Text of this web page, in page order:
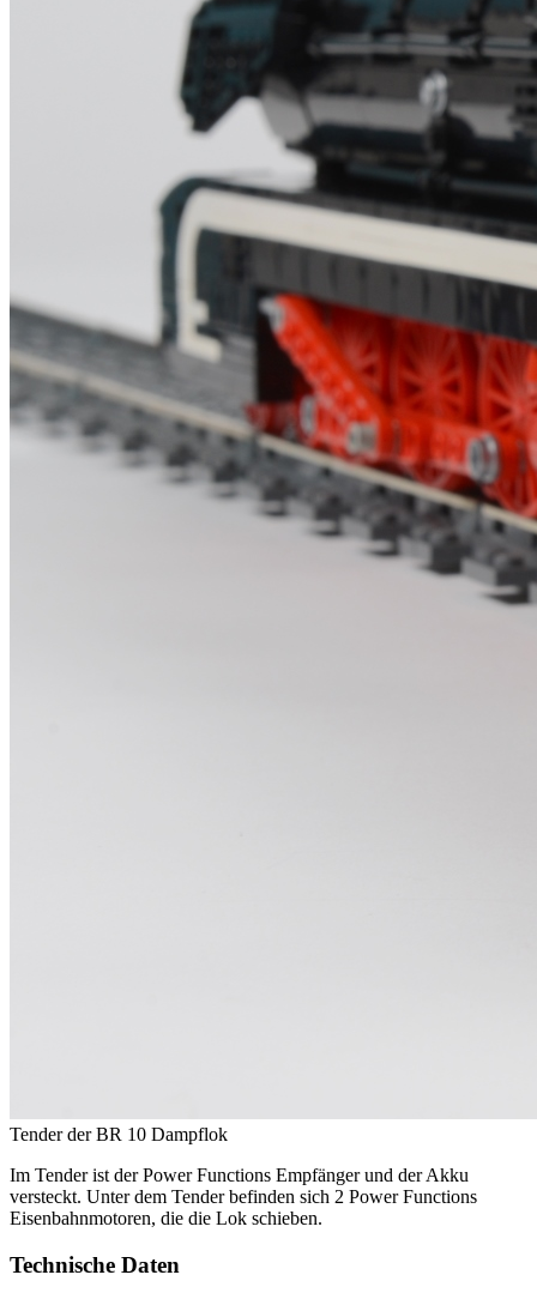
Tender der BR 10 Dampflok
Im Tender ist der Power Functions Empfänger und der Akku
versteckt. Unter dem Tender befinden sich 2 Power Functions
Eisenbahnmotoren, die die Lok schieben.
Technische Daten